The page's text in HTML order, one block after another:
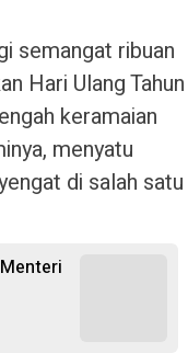
semangat ribuan
Hari Ulang Tahun
keramaian
menyatu
di salah satu